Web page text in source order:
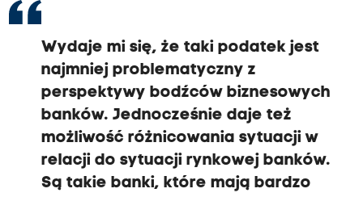
Wydaje mi się, że taki podatek jest
najmniej problematyczny z
perspektywy bodźców biznesowych
banków. Jednocześnie daje też
możliwość różnicowania sytuacji w
relacji do sytuacji rynkowej banków.
Są takie banki, które mają bardzo